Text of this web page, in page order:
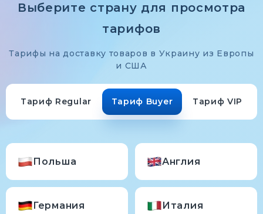
Выберите страну для просмотра
тарифов
Тарифы на доставку товаров в Украину из Европы
и США
Тариф Regular Тариф Buyer Тариф VIP
Польша Англия
Германия Италия